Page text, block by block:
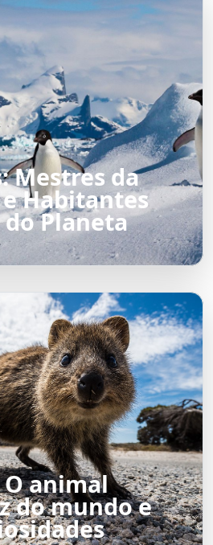
Mestres da
Habitantes
Planeta
animal
do mundo e